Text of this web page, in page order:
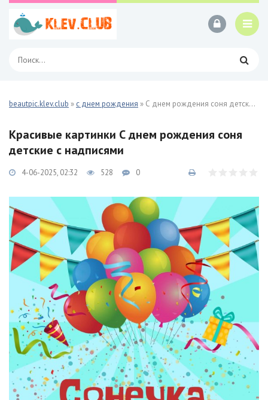
beautpic.klev.club » с днем рождения » С днем рождения соня детские 37 фото
Красивые картинки С днем рождения соня
детские с надписями
4-06-2025, 02:32 528 0